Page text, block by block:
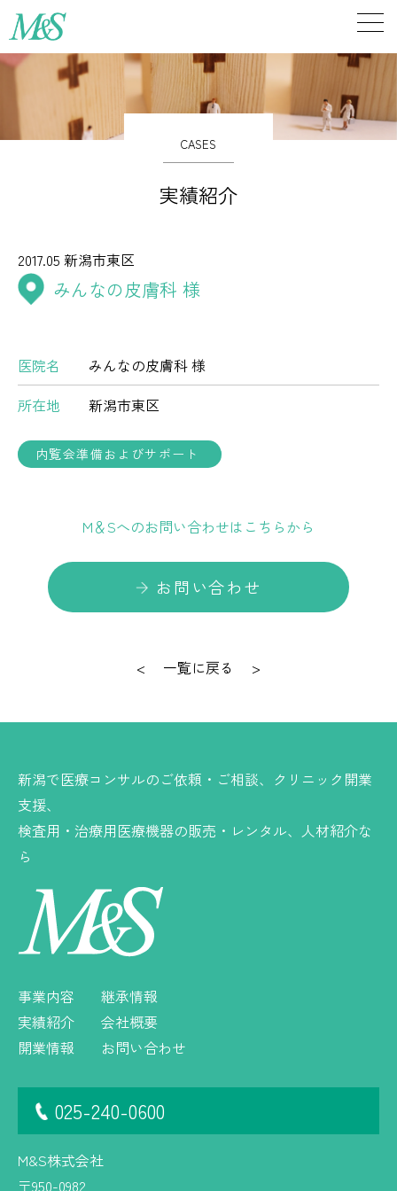
CASES
実績紹介
2017.05 新潟市東区
みんなの皮膚科 様
医院名
みんなの皮膚科 様
所在地
新潟市東区
内覧会準備およびサポート
M＆Sへのお問い合わせはこちらから
お問い合わせ
< 一覧に戻る >
新潟で医療コンサルのご依頼・ご相談、クリニック開業
支援、
検査用・治療用医療機器の販売・レンタル、人材紹介な
ら
事業内容
実績紹介
開業情報
継承情報
会社概要
お問い合わせ
025-240-0600
M&S株式会社
〒950-0982